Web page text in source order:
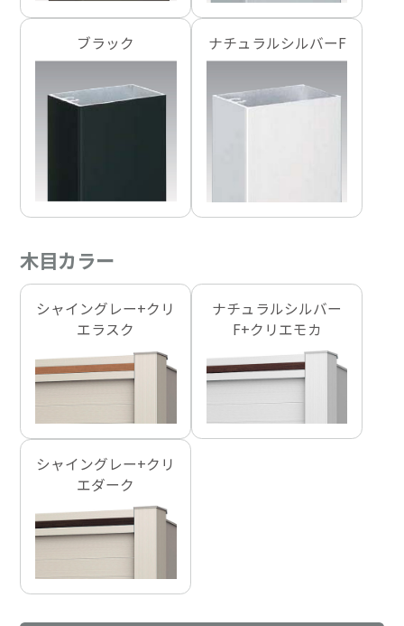
ブラック ナチュラルシルバーF
木目カラー
シャイングレー+クリ
エラスク
ナチュラルシルバー
F+クリエモカ
シャイングレー+クリ
エダーク